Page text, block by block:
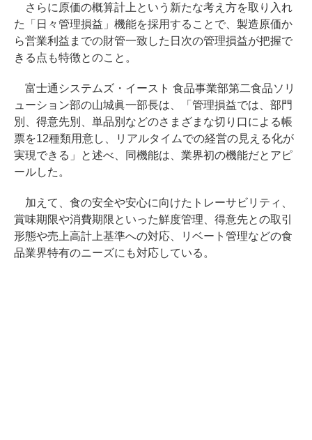
さらに原価の概算計上という新たな考え方を取り入れ
た「日々管理損益」機能を採用することで、製造原価か
ら営業利益までの財管一致した日次の管理損益が把握で
きる点も特徴とのこと。
富士通システムズ・イースト 食品事業部第二食品ソリ
ューション部の山城眞一部長は、「管理損益では、部門
別、得意先別、単品別などのさまざまな切り口による帳
票を12種類用意し、リアルタイムでの経営の見える化が
実現できる」と述べ、同機能は、業界初の機能だとアピ
ールした。
加えて、食の安全や安心に向けたトレーサビリティ、
賞味期限や消費期限といった鮮度管理、得意先との取引
形態や売上高計上基準への対応、リベート管理などの食
品業界特有のニーズにも対応している。